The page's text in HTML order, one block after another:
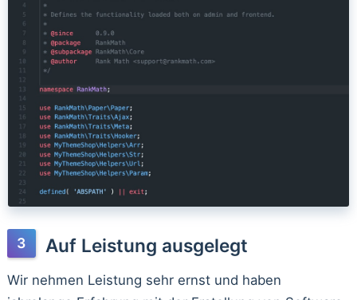
Auf Leistung ausgelegt
Wir nehmen Leistung sehr ernst und haben